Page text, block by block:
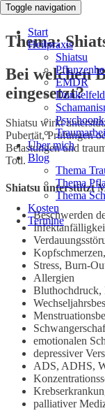
Toggle navigation
Start
Heilpraxis
Shiatsu
EMDR
Über mich
Blog
Thema
Thema
Thema
Kosten
Termine
Thema:
Bei welchen
eingesetzt?
Shiatsu wirkt
Pubertät, Prüfungen
Belastungen und
Tod.
Shiatsu unterstützt
Beschwerden
Stress, Burn-
Allergien
Bluthochdruck,
emotionalen
depressiver
ADS, ADHS,
palliativer